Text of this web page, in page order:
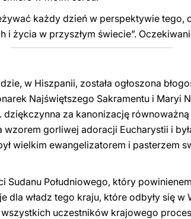
każdy dzień w perspektywie
i życia w przyszłym świecie”.
w Hiszpanii, została ogłoszona
Najświętszego Sakramentu i Maryi
za kanonizację równoważną
wzorem gorliwej adoracji Eucharystii i
wielkim ewangelizatorem i pasterzem
Sudanu Południowego, który
dla władz tego kraju, które odbyły się w
uczestników krajowego